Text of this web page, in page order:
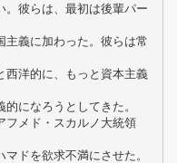
。彼らは、最初は後輩パー
主義に加わった。彼らは常
西洋的に、もっと資本主義
になろうとしてきた。
フメド・スカルノ大統領
ドを欲求不満にさせた。